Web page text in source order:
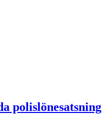
polislönesatsning